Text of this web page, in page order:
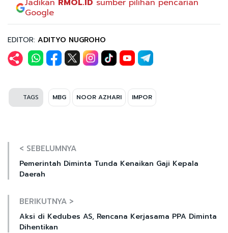
Jadikan RMOL.ID sumber pilihan pencarian
Google
EDITOR: ADITYO NUGROHO
TAGS MBG NOOR AZHARI IMPOR
< SEBELUMNYA
Pemerintah Diminta Tunda Kenaikan Gaji Kepala
Daerah
BERIKUTNYA >
Aksi di Kedubes AS, Rencana Kerjasama PPA Diminta
Dihentikan